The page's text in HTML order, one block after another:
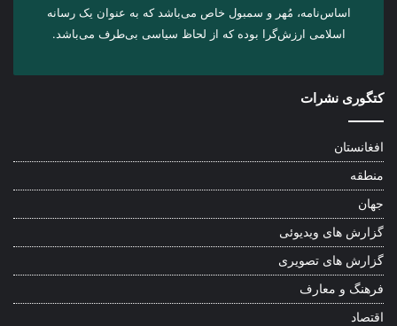
اساس‌نامه، مُهر و سمبول خاص می‌باشد که به عنوان یک رسانه
اسلامی ارزش‌گرا بوده که از لحاظ سیاسی بی‌طرف می‌باشد.
کتگوری نشرات
افغانستان
منطقه
جهان
گزارش های ویدیوئی
گزارش های تصویری
فرهنگ و معارف
اقتصاد